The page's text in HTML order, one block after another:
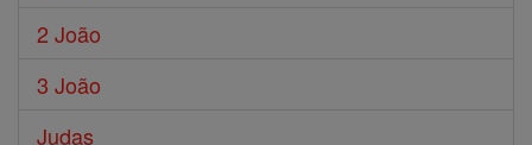
2 João
3 João
Judas